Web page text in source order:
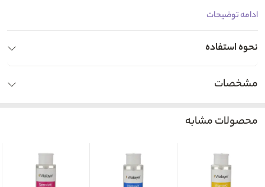
ادامه توضیحات
نحوه استفاده
مشخصات
محصولات مشابه